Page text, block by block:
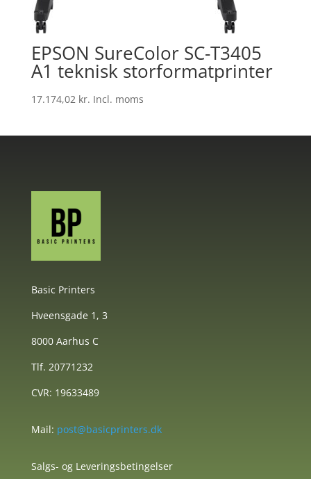
EPSON SureColor SC-T3405
A1 teknisk storformatprinter
17.174,02 kr. Incl. moms
Basic Printers
Hveensgade 1, 3
8000 Aarhus C
Tlf. 20771232
CVR: 19633489
Mail: post@basicprinters.dk
Salgs- og Leveringsbetingelser